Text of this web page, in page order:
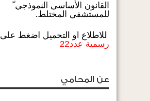
القانون الأساسي النموذجي ّ
للمستشفى المختلط.
للاطلاع او التحميل اضغط على
رسمية عدد22
عن المحامي